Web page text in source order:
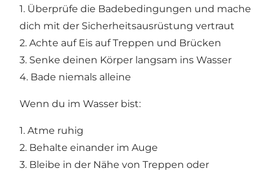
1. Überprüfe die Badebedingungen und mache
dich mit der Sicherheitsausrüstung vertraut
2. Achte auf Eis auf Treppen und Brücken
3. Senke deinen Körper langsam ins Wasser
4. Bade niemals alleine
Wenn du im Wasser bist:
1. Atme ruhig
2. Behalte einander im Auge
3. Bleibe in der Nähe von Treppen oder